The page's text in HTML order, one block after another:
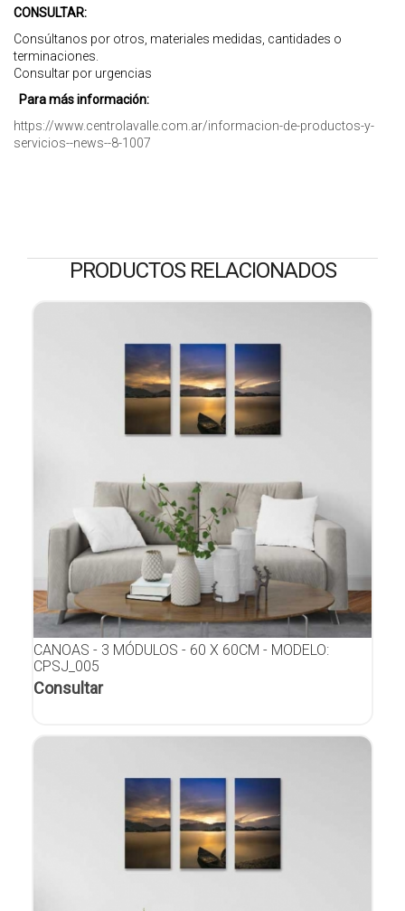
CONSULTAR:
Consúltanos por otros, materiales medidas, cantidades o
terminaciones.
Consultar por urgencias
Para más información:
https://www.centrolavalle.com.ar/informacion-de-productos-y-
servicios--news--8-1007
PRODUCTOS RELACIONADOS
CANOAS - 3 MÓDULOS - 60 X 60CM - MODELO:
CPSJ_005
Consultar